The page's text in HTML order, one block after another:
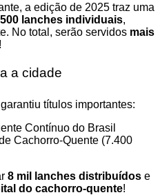
a edição de 2025 traz uma
lanches individuais,
No total, serão servidos mais
!
a cidade
títulos importantes:
Contínuo do Brasil
Cachorro-Quente (7.400
8 mil lanches distribuídos e
do cachorro-quente!